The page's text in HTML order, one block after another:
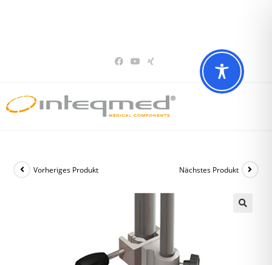
Vorheriges Produkt Nächstes Produkt